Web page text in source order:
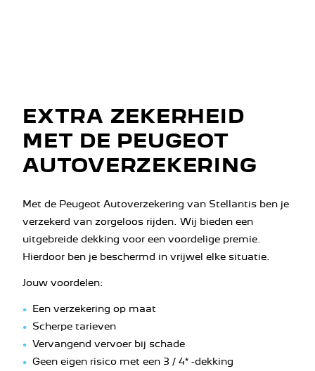
EXTRA ZEKERHEID
MET DE PEUGEOT
AUTOVERZEKERING
Met de Peugeot Autoverzekering van Stellantis ben je
verzekerd van zorgeloos rijden. Wij bieden een
uitgebreide dekking voor een voordelige premie.
Hierdoor ben je beschermd in vrijwel elke situatie.
Jouw voordelen:
Een verzekering op maat
Scherpe tarieven
Vervangend vervoer bij schade
Geen eigen risico met een 3 / 4* -dekking